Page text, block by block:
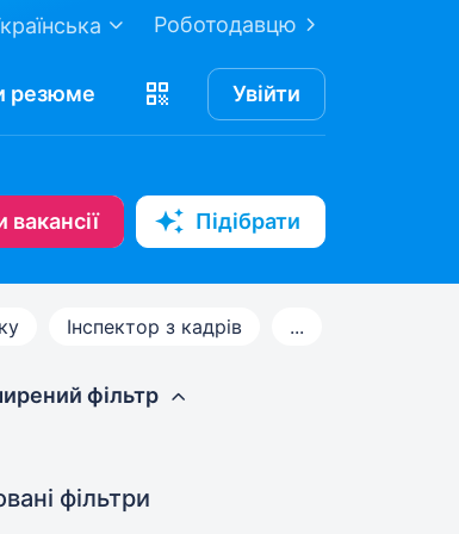
Роботодавцю
резюме Увійти
вакансії Підібрати
Інспектор з кадрів ...
фільтр
фільтри